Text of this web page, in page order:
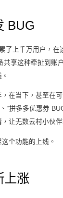
BUG
了上千万用户，
享这种牵扯到账
在当下，甚至在
“拼多多优惠券
让无数云村小伙
个功能的上线。
上涨